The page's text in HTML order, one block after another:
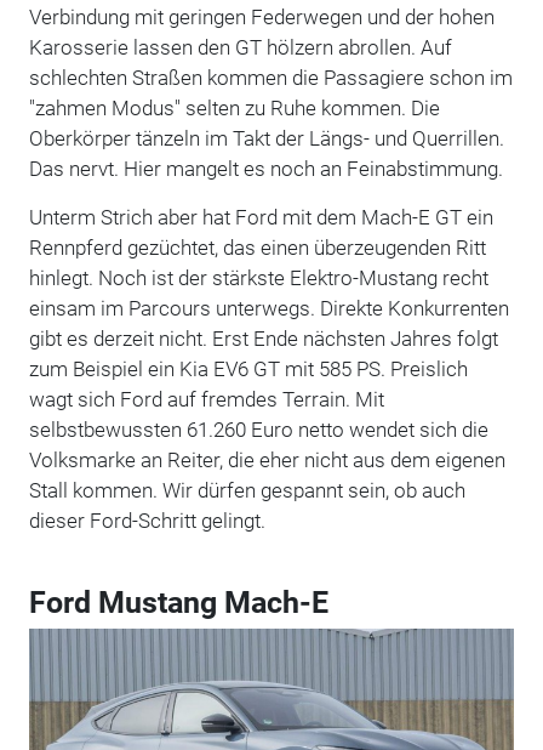
Verbindung mit geringen Federwegen und der hohen
Karosserie lassen den GT hölzern abrollen. Auf
schlechten Straßen kommen die Passagiere schon im
"zahmen Modus" selten zu Ruhe kommen. Die
Oberkörper tänzeln im Takt der Längs- und Querrillen.
Das nervt. Hier mangelt es noch an Feinabstimmung.
Unterm Strich aber hat Ford mit dem Mach-E GT ein
Rennpferd gezüchtet, das einen überzeugenden Ritt
hinlegt. Noch ist der stärkste Elektro-Mustang recht
einsam im Parcours unterwegs. Direkte Konkurrenten
gibt es derzeit nicht. Erst Ende nächsten Jahres folgt
zum Beispiel ein Kia EV6 GT mit 585 PS. Preislich
wagt sich Ford auf fremdes Terrain. Mit
selbstbewussten 61.260 Euro netto wendet sich die
Volksmarke an Reiter, die eher nicht aus dem eigenen
Stall kommen. Wir dürfen gespannt sein, ob auch
dieser Ford-Schritt gelingt.
Ford Mustang Mach-E